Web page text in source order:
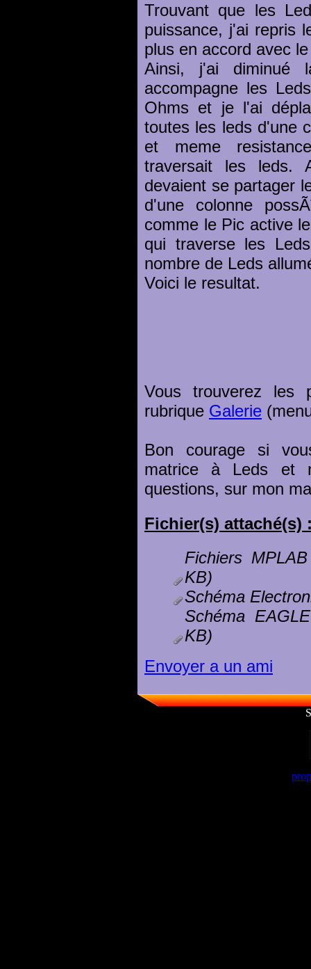
Trouvant que les
puissance, j'ai repris
plus en accord avec
Ainsi, j'ai diminué
accompagne les
Ohms et je l'ai
toutes les leds d'une
et meme
traversait les leds.
devaient se partager
d'une colonne
comme le Pic active
qui traverse les
nombre de Leds
Voici le resultat.
Vous trouverez les
rubrique Galerie
Bon courage si
matrice à Leds et
questions, sur mon
Fichier(s) attaché(s)
Fichiers
KB)
Schéma
Schéma
KB)
Envoyer a un ami